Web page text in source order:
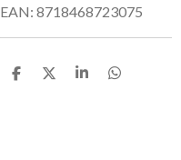
EAN: 8718468723075
D
D
S
D